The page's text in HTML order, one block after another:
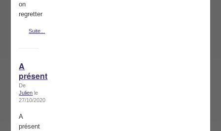
on
regretter
Suite...
A
présent
De
Julien le
27/10/2020
A
présent